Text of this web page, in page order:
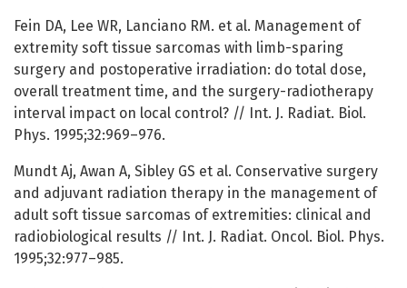
Fein DA, Lee WR, Lanciano RM. et al. Management of
extremity soft tissue sarcomas with limb-sparing
surgery and postoperative irradiation: do total dose,
overall treatment time, and the surgery-radiotherapy
interval impact on local control? // Int. J. Radiat. Biol.
Phys. 1995;32:969–976.
Mundt Aj, Awan A, Sibley GS et al. Conservative surgery
and adjuvant radiation therapy in the management of
adult soft tissue sarcomas of extremities: clinical and
radiobiological results // Int. J. Radiat. Oncol. Biol. Phys.
1995;32:977–985.